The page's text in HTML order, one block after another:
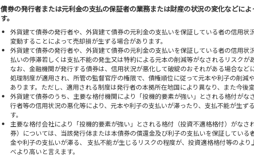
債券の発行者または元利金の支払の保証者の業務または財産の状況の変化などに
す。
外貨建て債券の発行者や、外貨建て債券の元利金の支払いを保証している者の信用状
変動することによって売却損が生ずる場合があります。
外貨建て債券の発行者や、外貨建て債券の元利金の支払いを保証している者の信用状
払いの停滞若しくは支払不能の発生又は特約による元本の削減等がなされるリスクがあ
なお、金融機関が発行する債券は、信用状況が悪化して破綻のおそれがある場合など
処理制度が適用され、所管の監督官庁の権限で、債権順位に従って元本や利子の削減
あります。ただし、適用される制度は発行者の本拠所在地国により異なり、また今後
外貨建て債券のうち、主要な格付機関により「投機的要素が強い」とされる格付がな
行者等の信用状況の悪化等により、元本や利子の支払いが滞ったり、支払不能が生ず
す。
主要な格付会社により「投機的要素が強い」とされる格付（投資不適格格付）がなさ
券）については、当該発行体または本債券の償還金及び利子の支払いを保証している
金や利子の支払いが滞る、 支払不能が生じるリスクの程度が、投資適格格付等のよ
べより高いと言えます。